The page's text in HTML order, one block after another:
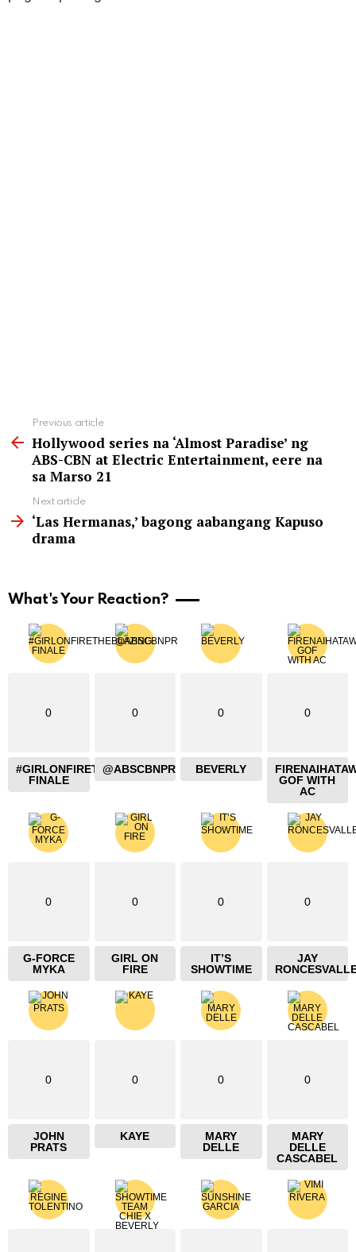
more
Previous article
Hollywood series na ‘Almost Paradise’ ng
ABS-CBN at Electric Entertainment, eere na
sa Marso 21
Next article
‘Las Hermanas,’ bagong aabangang Kapuso
drama
What's Your Reaction?
0
#GIRLONFIRETHEBLAZING
FINALE
0
@ABSCBNPR
0
BEVERLY
0
GOF WITH
AC
0
G-FORCE
MYKA
0
GIRL ON
FIRE
0
IT’S
SHOWTIME
0
JAY
0
JOHN
PRATS
0
KAYE
0
MARY
DELLE
0
MARY
DELLE
CASCABEL